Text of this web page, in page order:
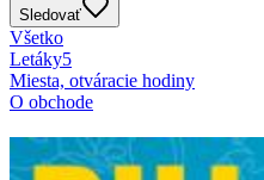
Sledovať
Všetko
Letáky5
Miesta, otváracie hodiny
O obchode